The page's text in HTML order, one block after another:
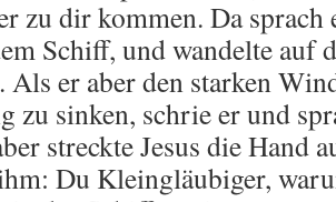
zu dir kommen. Da
Schiff, und wandelte auf
Als er aber den starken
zu sinken, schrie er und
streckte Jesus die Hand
Du Kleingläubiger,